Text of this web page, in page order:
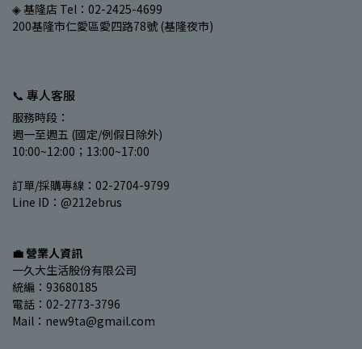
◈ 基隆店 Tel：02-2425-4699
200基隆市仁愛區愛四路78號 (基隆夜市)
📞 專人客服
服務時段：
週一至週五 (國定/例假日除外)
10:00~12:00；13:00~17:00
訂單/採購專線：02-2704-9799
Line ID：@212ebrus
💼 營業人資訊
一久大生活股份有限公司
統編：93680185
電話：02-2773-3796
Mail：new9ta@gmail.com